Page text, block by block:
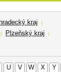
kraj |
| Plzeňský kraj |
U V W X Y